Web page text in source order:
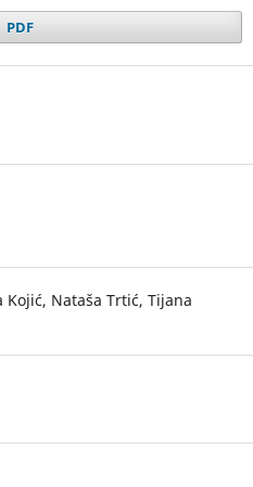
PDF
Kojić, Nataša Trtić, Tijana